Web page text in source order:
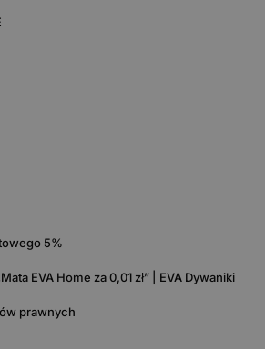
5%
EVA Home za 0,01 zł” | EVA Dywaniki
prawnych